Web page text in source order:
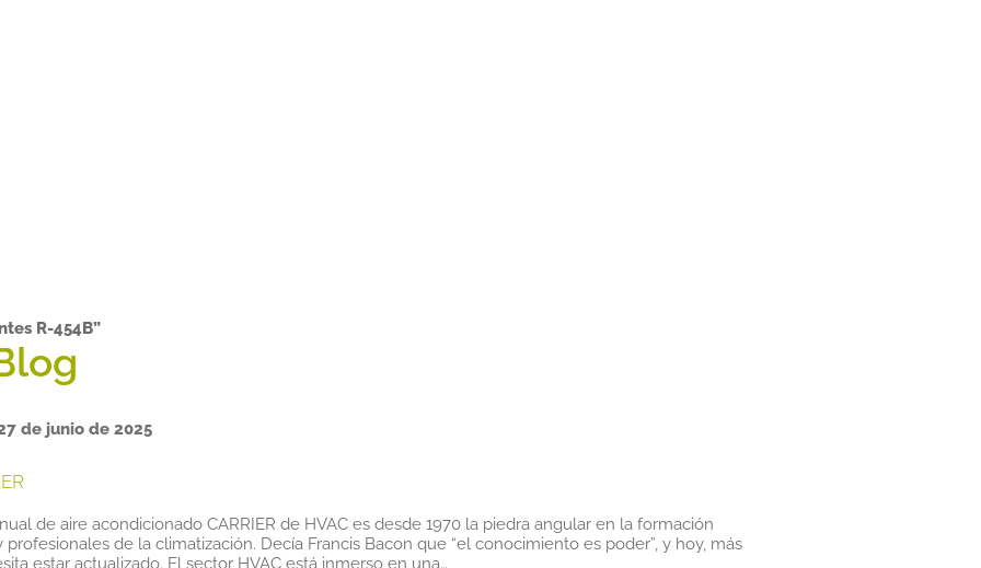
R-454B”
de junio de 2025
de aire acondicionado CARRIER de HVAC es desde 1970 la piedra angular en la formación
de la climatización. Decía Francis Bacon que “el conocimiento es poder”, y hoy, más
estar actualizado. El sector HVAC está inmerso en una…